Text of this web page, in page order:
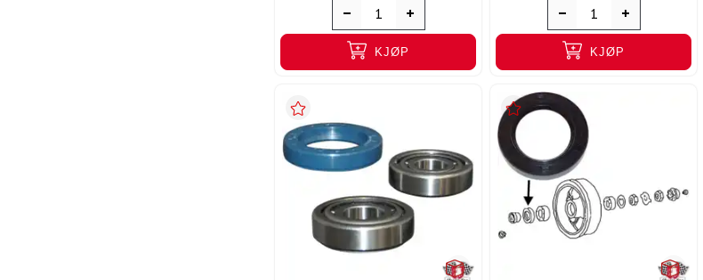
KJØP KJØP